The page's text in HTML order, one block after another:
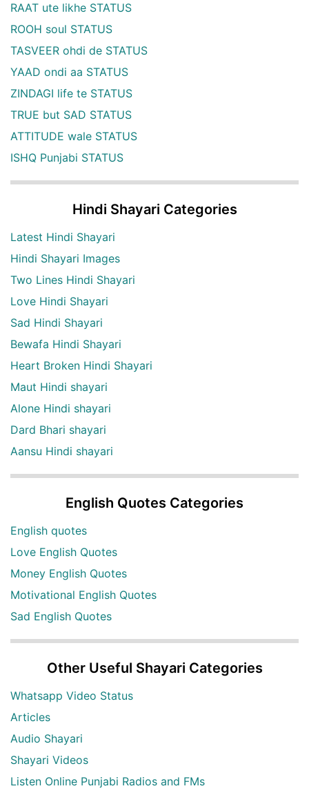
RAAT ute likhe STATUS
ROOH soul STATUS
TASVEER ohdi de STATUS
YAAD ondi aa STATUS
ZINDAGI life te STATUS
TRUE but SAD STATUS
ATTITUDE wale STATUS
ISHQ Punjabi STATUS
Hindi Shayari Categories
Latest Hindi Shayari
Hindi Shayari Images
Two Lines Hindi Shayari
Love Hindi Shayari
Sad Hindi Shayari
Bewafa Hindi Shayari
Heart Broken Hindi Shayari
Maut Hindi shayari
Alone Hindi shayari
Dard Bhari shayari
Aansu Hindi shayari
English Quotes Categories
English quotes
Love English Quotes
Money English Quotes
Motivational English Quotes
Sad English Quotes
Other Useful Shayari Categories
Whatsapp Video Status
Articles
Audio Shayari
Shayari Videos
Listen Online Punjabi Radios and FMs